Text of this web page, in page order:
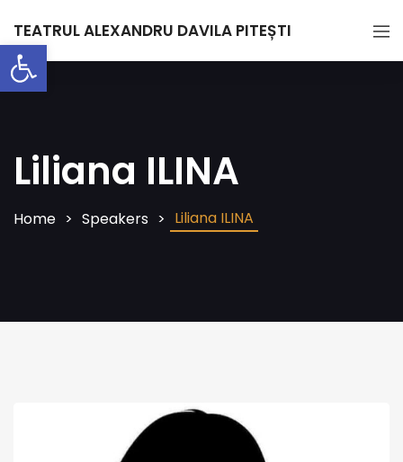
Deschide bara de unelte
TEATRUL ALEXANDRU DAVILA PITEȘTI
Liliana ILINA
Home Speakers Liliana ILINA